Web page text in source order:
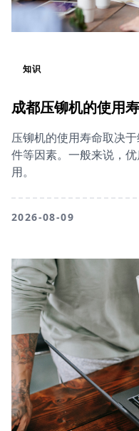
知识
成都压铆机的使用
压铆机的使用寿命取决
件等因素。一般来说，
用。
2026-08-09